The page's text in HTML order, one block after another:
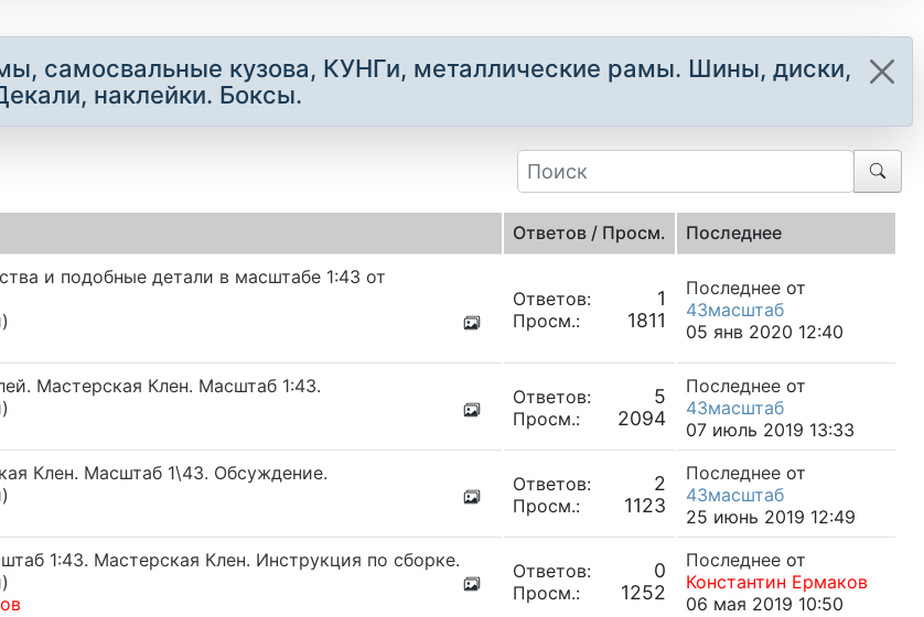
самосвальные кузова, КУНГи, металлические рамы. Шины, диски,
наклейки. Боксы.
Ответов / Просм.
Последнее
и подобные детали в масштабе 1:43 от
Ответов: 1
Просм.: 1811
Последнее от
43масштаб
05 янв 2020 12:40
Мастерская Клен. Масштаб 1:43.
Ответов: 5
Просм.: 2094
Последнее от
43масштаб
07 июль 2019 13:33
Клен. Масштаб 1\43. Обсуждение.
Ответов: 2
Просм.: 1123
Последнее от
43масштаб
25 июнь 2019 12:49
1:43. Мастерская Клен. Инструкция по сборке.
Ответов: 0
Просм.: 1252
Последнее от
Константин Ермаков
06 мая 2019 10:50